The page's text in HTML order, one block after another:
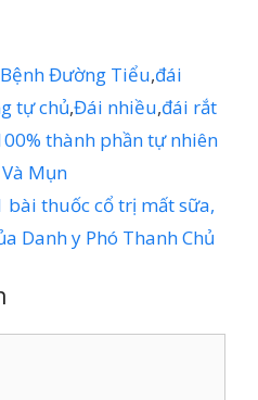
Bệnh Đường Tiểu,đái
tự chủ,Đái nhiều,đái rắt
thành phần tự nhiên
Mụn
bài thuốc cổ trị mất sữa,
Danh y Phó Thanh Chủ